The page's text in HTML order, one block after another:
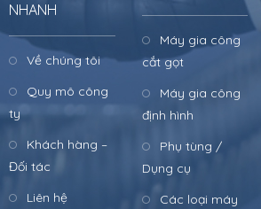
NHANH
Về chúng tôi
Quy mô công
ty
Khách hàng –
Đối tác
Liên hệ
Máy gia công
cắt gọt
Máy gia công
định hình
Phụ tùng /
Dụng cụ
Các loại máy